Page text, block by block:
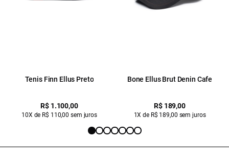
Tenis Finn Ellus Preto
R$ 1.100,00
10X de R$ 110,00 sem juros
Bone Ellus Brut Denin Cafe
R$ 189,00
1X de R$ 189,00 sem juros